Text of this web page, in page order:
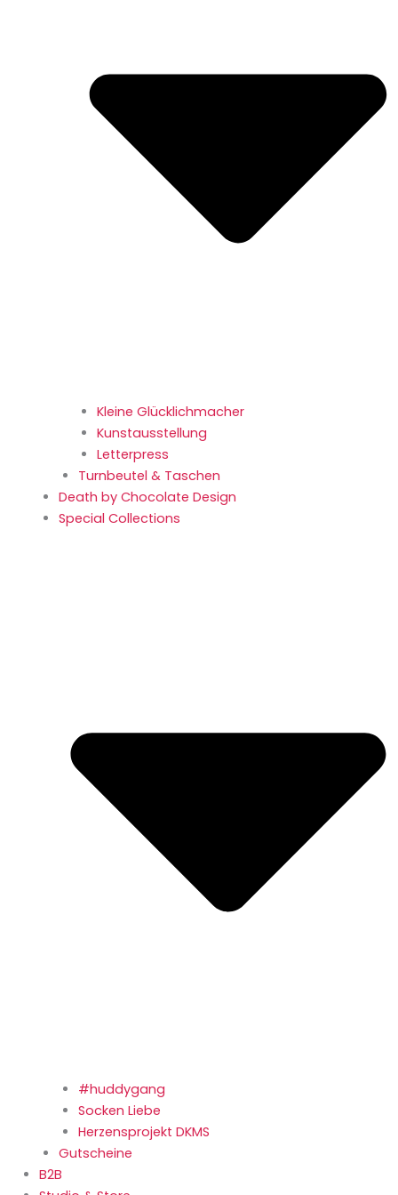
Kleine Glücklich­macher
Kunstaus­stellung
Letterpress
Turnbeutel & Taschen
Death by Chocolate Design
Special Collections
#huddygang
Socken Liebe
Herzensprojekt DKMS
Gutscheine
B2B